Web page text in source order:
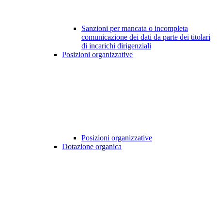
Sanzioni per mancata o incompleta
comunicazione dei dati da parte dei titolari
di incarichi dirigenziali
Posizioni organizzative
Posizioni organizzative
Dotazione organica